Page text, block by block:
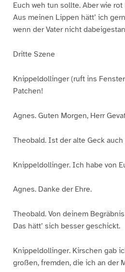
Euch weh tun sollte. Aber wie
Aus meinen Lippen hätt’ ich
wenn der Vater nicht
Dritte Szene
Knippeldollinger (ruft ins
Patchen!
Agnes. Guten Morgen, Herr
Theobald. Ist der alte Geck auch
Knippeldollinger. Ich habe von
Agnes. Danke der Ehre.
Theobald. Von deinem
Das hätt’ sich besser geschickt.
Knippeldollinger. Kirschen gab
großen, fremden, die ich an der